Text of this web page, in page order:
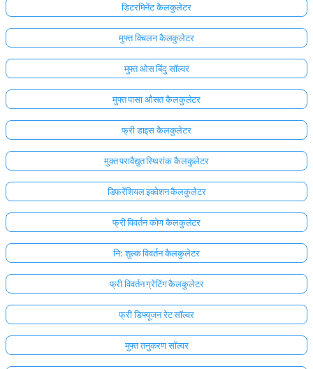
डिटरमिनेंट कैलकुलेटर
मुफ्त विचलन कैलकुलेटर
मुफ्त ओस बिंदु सॉल्वर
मुफ्त पासा औसत कैलकुलेटर
फ्री डाइस कैलकुलेटर
मुक्त परावैद्युत स्थिरांक कैलकुलेटर
डिफरेंशियल इक्वेशन कैलकुलेटर
फ्री विवर्तन कोण कैलकुलेटर
नि: शुल्क विवर्तन कैलकुलेटर
फ्री विवर्तन ग्रेटिंग कैलकुलेटर
फ्री डिफ्यूजन रेट सॉल्वर
मुफ्त तनुकरण सॉल्वर